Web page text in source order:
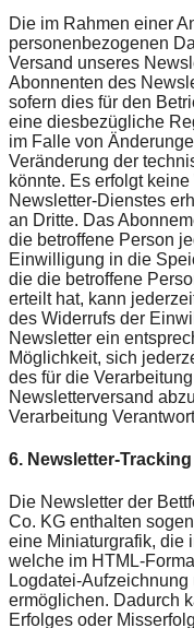
Die im Rahmen einer
personenbezogenen
Versand unseres
Abonnenten des
sofern dies für den
eine diesbezügliche
im Falle von
Veränderung der
könnte. Es erfolgt
Newsletter-Dienstes
an Dritte. Das
die betroffene Person
Einwilligung in die
die die betroffene
erteilt hat, kann
des Widerrufs der
Newsletter ein
Möglichkeit, sich
des für die
Newsletterversand
Verarbeitung
6. Newsletter-Tracking
Die Newsletter der
Co. KG enthalten
eine Miniaturgrafik, die
welche im HTML-
Logdatei-
ermöglichen. Dadurch
Erfolges oder